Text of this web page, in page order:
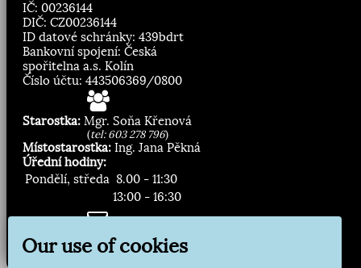
IČ: 00236144
DIČ: CZ00236144
ID datové schránky: 439bdrt
Bankovní spojení: Česká
spořitelna a.s. Kolín
Číslo účtu: 443506369/0800
Starostka: Mgr. Soňa Křenová
(tel: 603 278 796)
Místostarostka: Ing. Jana Pěkná
Úřední hodiny:
Pondělí, středa 8.00 - 11:30
13:00 - 16:30
Zasílání novinek:
Our use of cookies